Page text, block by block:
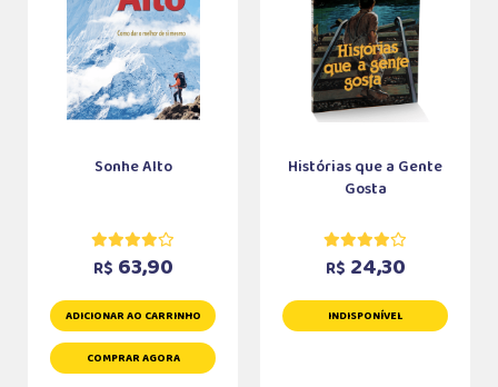
Sonhe Alto
R$ 63,90
ADICIONAR AO CARRINHO
COMPRAR AGORA
Histórias que a Gente
Gosta
R$ 24,30
INDISPONÍVEL